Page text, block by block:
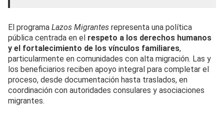
El programa Lazos Migrantes representa una política
pública centrada en el respeto a los derechos humanos
y el fortalecimiento de los vínculos familiares,
particularmente en comunidades con alta migración. Las y
los beneficiarios reciben apoyo integral para completar el
proceso, desde documentación hasta traslados, en
coordinación con autoridades consulares y asociaciones
migrantes.